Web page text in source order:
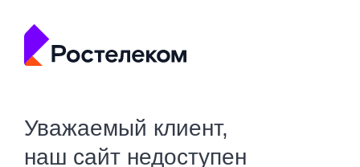
Уважаемый клиент,
наш сайт недоступен